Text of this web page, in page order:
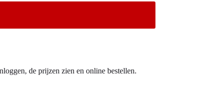
de prijzen zien en online bestellen.